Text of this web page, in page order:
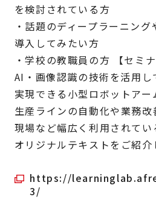
を検討されている方
・話題のディープラーニン
導入してみたい方
・学校の教職員の方 【セミナ
AI・画像認識の技術を活用し
実現できる小型ロボットアー
生産ラインの自動化や業務
現場など幅広く利用されて
オリジナルテキストをご紹介
https://
3/